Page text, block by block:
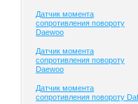
Датчик момента
сопротивления повороту
Daewoo
Датчик момента
сопротивления повороту
Daewoo
Датчик момента
сопротивления повороту Daf